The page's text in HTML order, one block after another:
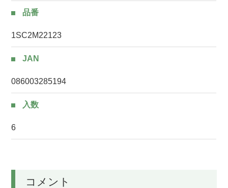
品番
1SC2M22123
JAN
086003285194
入数
6
コメント